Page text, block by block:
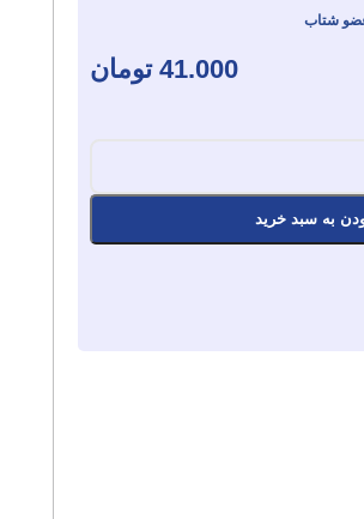
شتاب
41.000 تومان
به سبد خرید